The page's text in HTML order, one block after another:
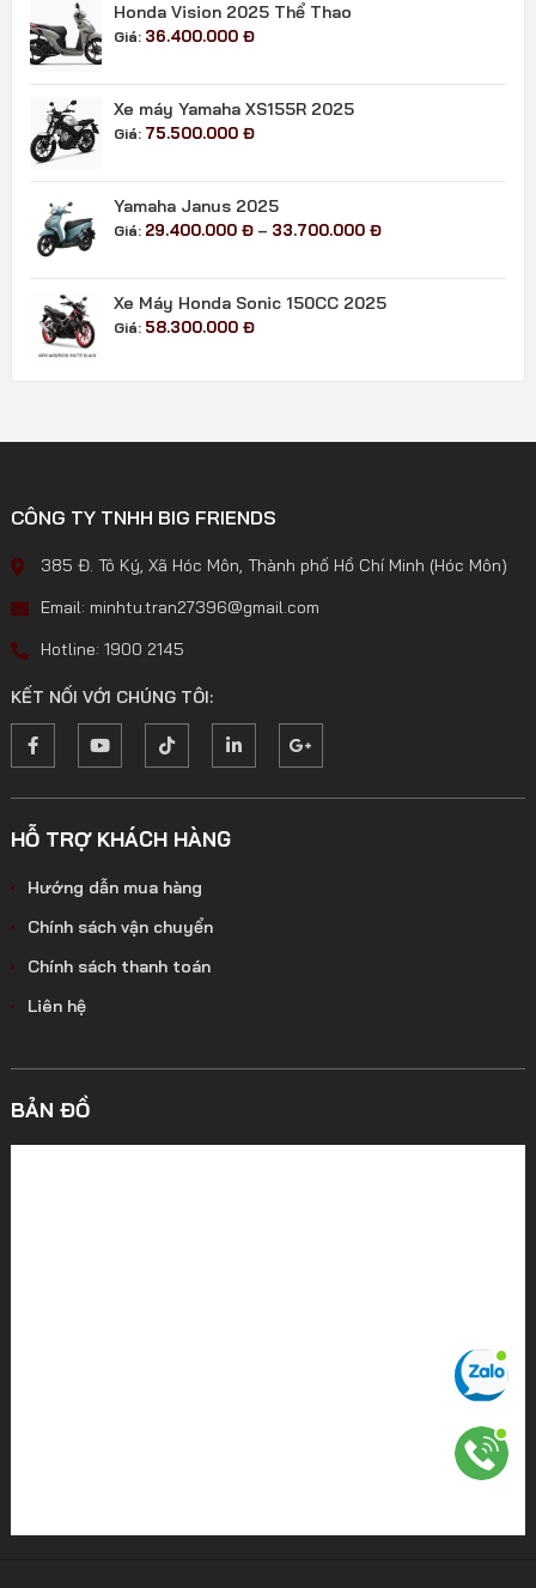
Honda Vision 2025 Thể Thao
Giá: 36.400.000 Đ
Xe máy Yamaha XS155R 2025
Giá: 75.500.000 Đ
Yamaha Janus 2025
Giá: 29.400.000 Đ – 33.700.000 ĐKhoảng
29.400.000 đ
đến
Xe Máy Honda Sonic 150CC 2025
Giá: 58.300.000 Đ
CÔNG TY TNHH BIG FRIENDS
385 Đ. Tô Ký, Xã Hóc Môn, Thành phố Hồ Chí Minh (Hóc Môn)
Email: minhtu.tran27396@gmail.com
Hotline: 1900 2145
KẾT NỐI VỚI CHÚNG TÔI:
HỖ TRỢ KHÁCH HÀNG
Hướng dẫn mua hàng
Chính sách vận chuyển
Chính sách thanh toán
Liên hệ
BẢN ĐỒ